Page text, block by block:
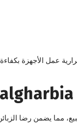
عمل الأجهزة
مما يضمن رضا